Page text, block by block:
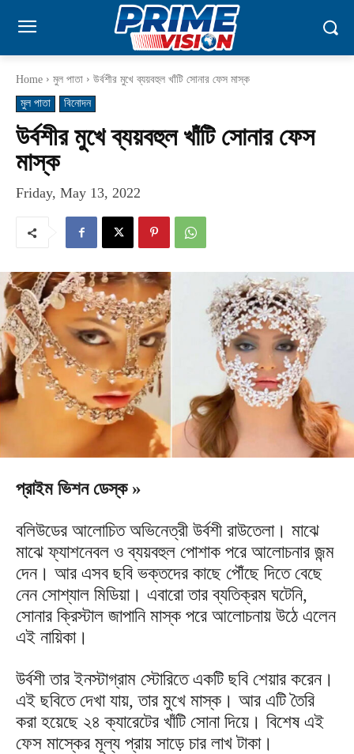
Home মুল পাতা
উর্বশীর মুখে ব্যয়বহুল খাঁটি সোনার ফেস মাস্ক
মুল পাতা
বিনোদন
উর্বশীর মুখে ব্যয়বহুল খাঁটি সোনার ফেস
মাস্ক
Friday, May 13, 2022
প্রাইম ভিশন ডেস্ক »
বলিউডের আলোচিত অভিনেত্রী উর্বশী রাউতেলা। মাঝে
মাঝে ফ্যাশনেবল ও ব্যয়বহুল পোশাক পরে আলোচনার জন্ম
দেন। আর এসব ছবি ভক্তদের কাছে পৌঁছে দিতে বেছে
নেন সোশ্যাল মিডিয়া। এবারো তার ব্যতিক্রম ঘটেনি,
সোনার ক্রিস্টাল জাপানি মাস্ক পরে আলোচনায় উঠে এলেন
এই নায়িকা।
উর্বশী তার ইনস্টাগ্রাম স্টোরিতে একটি ছবি শেয়ার করেন।
এই ছবিতে দেখা যায়, তার মুখে মাস্ক। আর এটি তৈরি
করা হয়েছে ২৪ ক্যারেটের খাঁটি সোনা দিয়ে। বিশেষ এই
ফেস মাস্কের মূল্য প্রায় সাড়ে চার লাখ টাকা।